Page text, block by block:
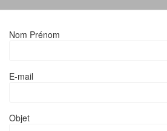
Nom Prénom
E-mail
Objet